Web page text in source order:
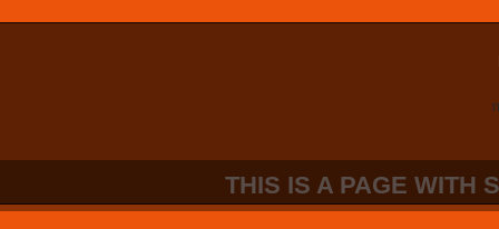
THIS IS A PAGE WITH